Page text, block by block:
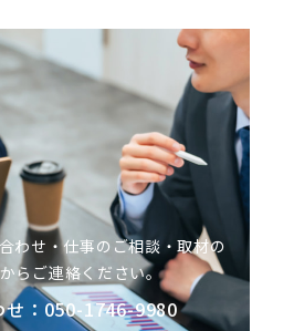
わせ・仕事のご相談・取材の
らご連絡ください。
せ：050-1746-9980